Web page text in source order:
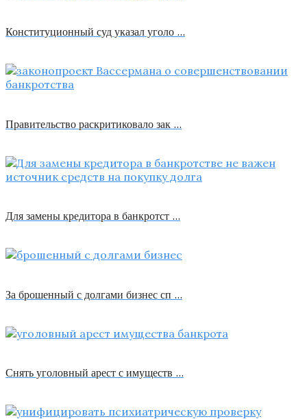
Конституционный суд указал уголо …
Правительство раскритиковало зак …
Для замены кредитора в банкротст …
За брошенный с долгами бизнес сп …
Снять уголовный арест с имуществ …